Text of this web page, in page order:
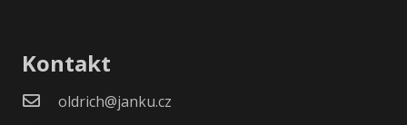
Kontakt
oldrich@janku.cz